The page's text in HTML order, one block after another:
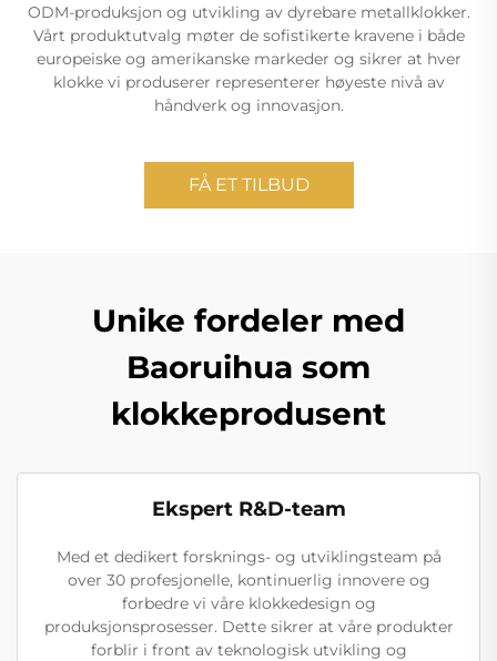
ODM-produksjon og utvikling av dyrebare metallklokker.
Vårt produktutvalg møter de sofistikerte kravene i både
europeiske og amerikanske markeder og sikrer at hver
klokke vi produserer representerer høyeste nivå av
håndverk og innovasjon.
FÅ ET TILBUD
Unike fordeler med
Baoruihua som
klokkeprodusent
Ekspert R&D-team
Med et dedikert forsknings- og utviklingsteam på
over 30 profesjonelle, kontinuerlig innovere og
forbedre vi våre klokkedesign og
produksjonsprosesser. Dette sikrer at våre produkter
forblir i front av teknologisk utvikling og